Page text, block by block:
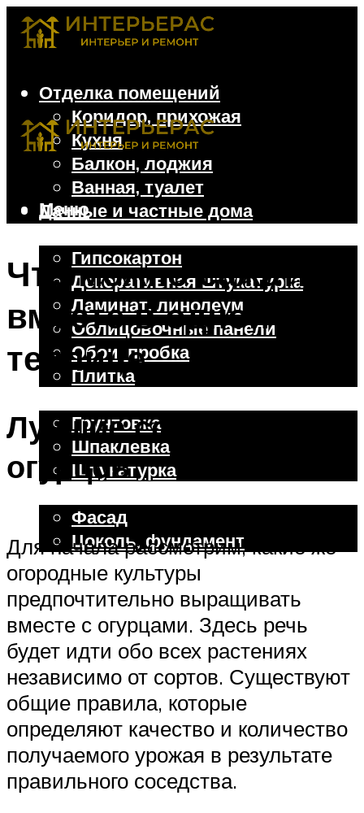
Отделка помещений
Коридор, прихожая
Кухня
Балкон, лоджия
Ванная, туалет
Дачные и частные дома
Гипсокартон
Декоративная штукатурка
Ламинат, линолеум
Облицовочные панели
Обои, пробка
Плитка
Грунтовка
Шпаклевка
Штукатурка
Фасад
Цоколь, фундамент
Меню
Меню
Что можно сажать
вместе в одной
теплице
Лучшие соседи для
огурцов
Для начала рассмотрим, какие же
огородные культуры
предпочтительно выращивать
вместе с огурцами. Здесь речь
будет идти обо всех растениях
независимо от сортов. Существуют
общие правила, которые
определяют качество и количество
получаемого урожая в результате
правильного соседства.